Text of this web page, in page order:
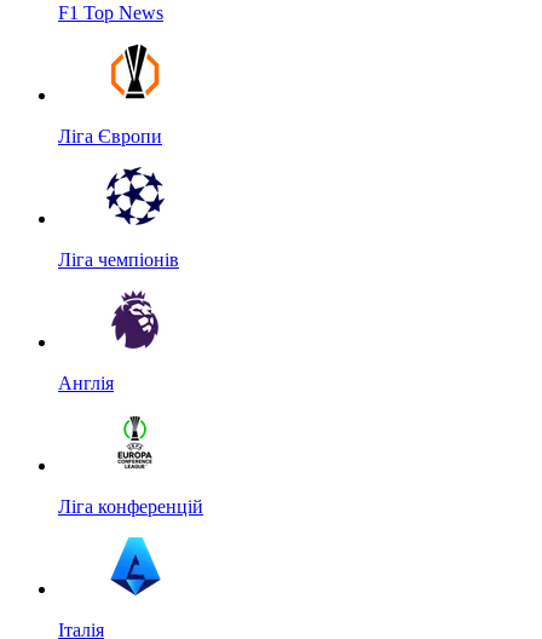
F1 Top News
Ліга Європи
Ліга чемпіонів
Англія
Ліга конференцій
Італія